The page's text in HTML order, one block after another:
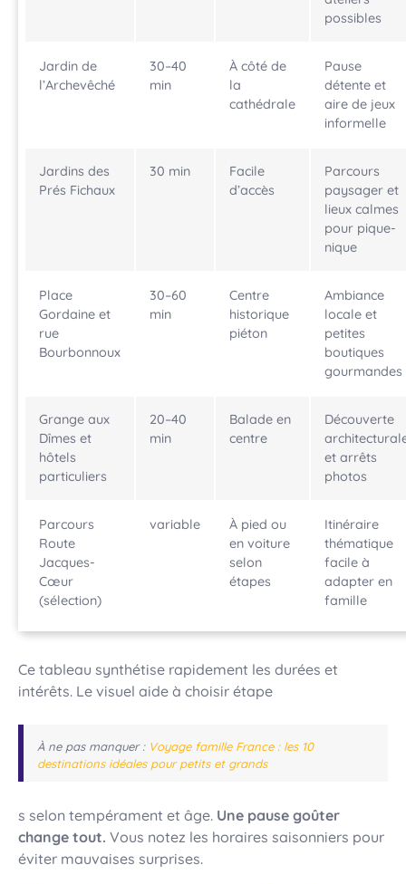
possibles
Jardin de
l’Archevêché
30–40
min
À côté de
la
cathédrale
Pause
détente et
aire de jeux
informelle
Jardins des
Prés Fichaux
30 min
Facile
d’accès
Parcours
paysager et
lieux calmes
pour pique-
nique
Place
Gordaine et
rue
Bourbonnoux
30–60
min
Centre
historique
piéton
Ambiance
locale et
petites
boutiques
gourmandes
Grange aux
Dîmes et
hôtels
particuliers
20–40
min
Balade en
centre
Découverte
et arrêts
photos
Parcours
Route
Jacques-
Cœur
(sélection)
variable
À pied ou
en voiture
selon
étapes
Itinéraire
thématique
facile à
adapter en
famille
Ce tableau synthétise rapidement les durées et
intérêts. Le visuel aide à choisir étape
À ne pas manquer : Voyage famille France : les 10
destinations idéales pour petits et grands
s selon tempérament et âge. Une pause goûter
change tout. Vous notez les horaires saisonniers pour
éviter mauvaises surprises.